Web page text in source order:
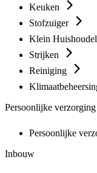
Keuken
Stofzuiger
Klein
Strijken
Reiniging
Persoonlijke verzorging
Persoonlijke
Inbouw